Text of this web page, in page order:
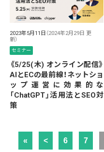
2023年5月11日 （2024年2月29日 更
新）
セミナー
《5/25(木) オンライン配信》
AIとECの最前線！ネットショ
ップ運営に効果的な
「ChatGPT」活用法とSEO対
策
« < 6 7